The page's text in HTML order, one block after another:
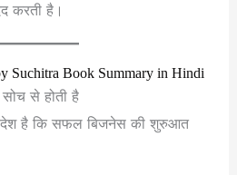
करती है।
Suchitra Book Summary in Hindi
से होती है
है कि सफल बिजनेस की शुरुआत